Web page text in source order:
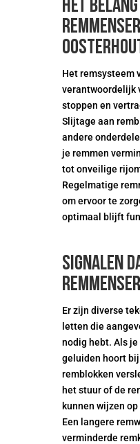
Het belang
Het remsysteem
verantwoordelijk
stoppen en
Slijtage aan
andere
je remmen
tot onveilige
Regelmatige
om ervoor te
optimaal blijft
Signalen
Er zijn diverse
letten die
nodig hebt. Als
geluiden hoort
remblokken
het stuur of de
kunnen wijzen
Een langere
verminderde